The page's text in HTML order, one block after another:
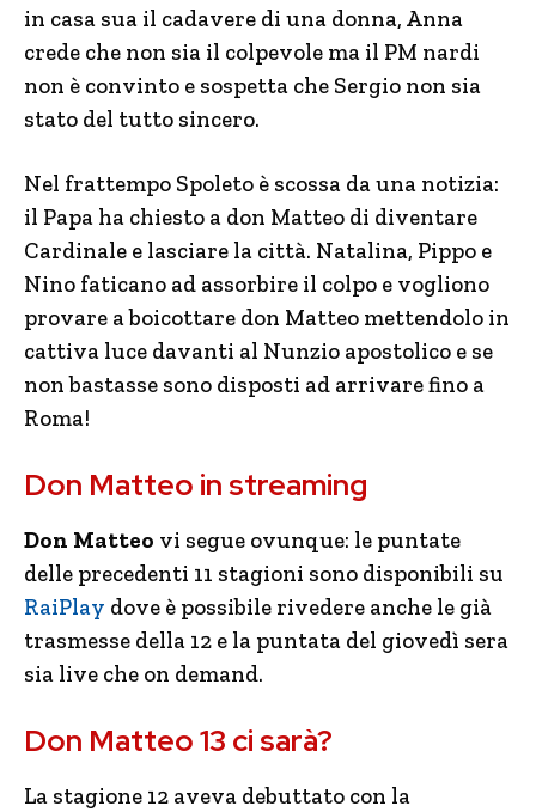
in casa sua il cadavere di una donna, Anna
crede che non sia il colpevole ma il PM nardi
non è convinto e sospetta che Sergio non sia
stato del tutto sincero.
Nel frattempo Spoleto è scossa da una notizia:
il Papa ha chiesto a don Matteo di diventare
Cardinale e lasciare la città. Natalina, Pippo e
Nino faticano ad assorbire il colpo e vogliono
provare a boicottare don Matteo mettendolo in
cattiva luce davanti al Nunzio apostolico e se
non bastasse sono disposti ad arrivare fino a
Roma!
Don Matteo in streaming
Don Matteo vi segue ovunque: le puntate
delle precedenti 11 stagioni sono disponibili su
RaiPlay dove è possibile rivedere anche le già
trasmesse della 12 e la puntata del giovedì sera
sia live che on demand.
Don Matteo 13 ci sarà?
La stagione 12 aveva debuttato con la